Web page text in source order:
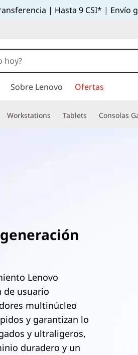
| Hasta 9 CSI* | Envío
Sobre Lenovo Ofertas
Workstations Tablets Consolas
Lenovo
de usuario
multinúcleo
y garantizan lo
y ultraligeros,
duradero y un